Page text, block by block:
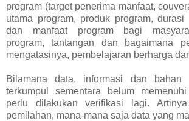
program (target penerima manfaat,
utama program, produk program, durasi
dan manfaat program bagi
program, tantangan dan bagaimana
mengatasinya, pembelajaran berharga
Bilamana data, informasi dan bahan
terkumpul sementara belum
perlu dilakukan verifikasi lagi.
pemilahan, mana-mana saja data yang